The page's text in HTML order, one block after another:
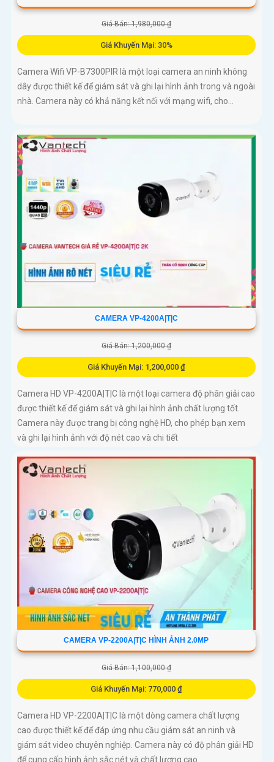
Giá Bán: 1,980,000 ₫
Giá Khuyến Mại: 30%
Camera Wifi VP-B7300PIR là một loại camera an ninh không
dây được thiết kế để giám sát và ghi lại hình ảnh trong và ngoài
nhà. Camera này có khả năng kết nối với mạng wifi, cho...
CAMERA VP-4200A|T|C
Giá Bán: 1,200,000 ₫
Giá Khuyến Mại: 1,200,000 ₫
Camera HD VP-4200A|T|C là một loại camera độ phân giải cao
được thiết kế để giám sát và ghi lại hình ảnh chất lượng tốt.
Camera này được trang bị công nghệ HD, cho phép bạn xem
và ghi lại hình ảnh với độ nét cao và chi tiết
CAMERA VP-2200A|T|C HÌNH ẢNH 2.0MP
Giá Bán: 1,100,000 ₫
Giá Khuyến Mại: 770,000 ₫
Camera HD VP-2200A|T|C là một dòng camera chất lượng
cao được thiết kế để đáp ứng nhu cầu giám sát an ninh và
giám sát video chuyên nghiệp. Camera này có độ phân giải HD
để cung cấp hình ảnh sắc nét và chất lượng cao